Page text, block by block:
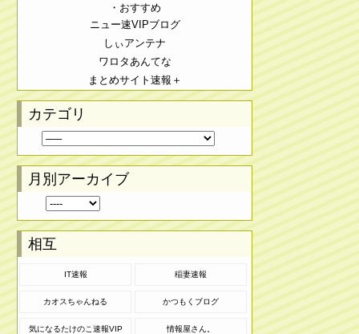
・おすすめ
ニュー速VIPブログ
しぃアンテナ
ワロタあんてな
まとめサイト速報＋
カテゴリ
月別アーカイブ
相互
IT速報 稲妻速報
カオスちゃんねる かつもくブログ
気になるたけのこ速報VIP 情報屋さん。